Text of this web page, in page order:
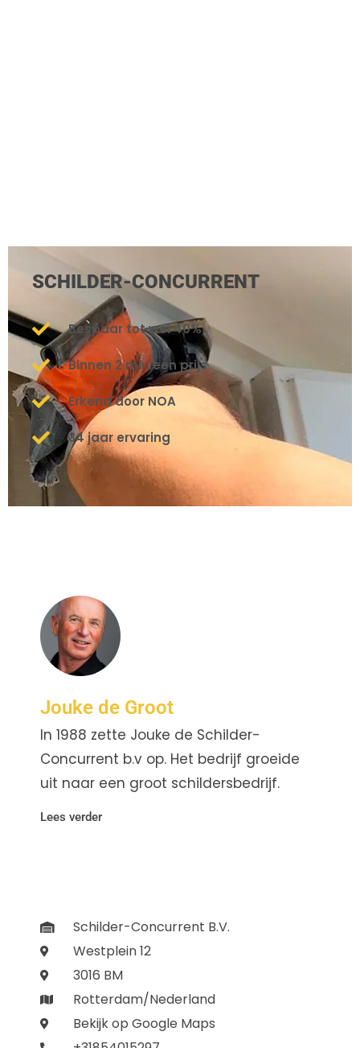
SCHILDER-CONCURRENT
Bespaar tot wel 40%
Binnen 2 min een prijs
Erkend door NOA
34 jaar ervaring
Jouke de Groot
In 1988 zette Jouke de Schilder-
Concurrent b.v op. Het bedrijf groeide
uit naar een groot schildersbedrijf.
Lees verder
Schilder-Concurrent B.V.
Westplein 12
3016 BM
Rotterdam/Nederland
Bekijk op Google Maps